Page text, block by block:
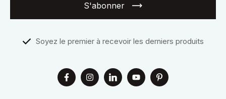
S'abonner
Soyez le premier à recevoir les derniers produits